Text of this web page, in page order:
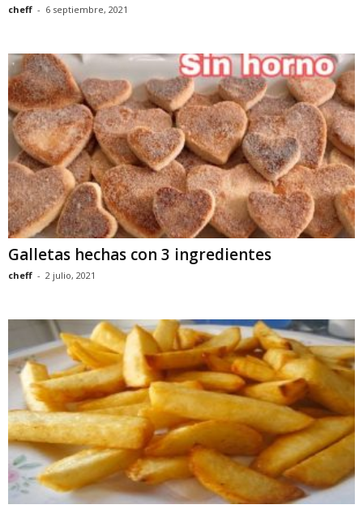
cheff - 6 septiembre, 2021
Galletas hechas con 3 ingredientes
cheff - 2 julio, 2021